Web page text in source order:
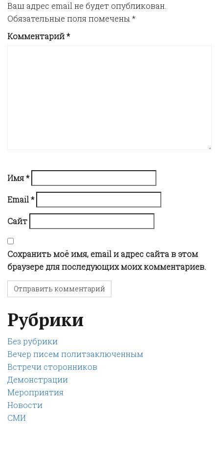
a
v
i
o
n
Ваш адрес email не будет опубликован.
Обязательные поля помечены*
Комментарий*
Имя*
Email*
Сайт
Сохранить моё имя, email и адрес сайта в этом
браузере для последующих моих комментариев.
Рубрики
Без рубрики
Вечер писем политзаключенным
Встречи сторонников
Демонстрации
Мероприятия
Новости
СМИ